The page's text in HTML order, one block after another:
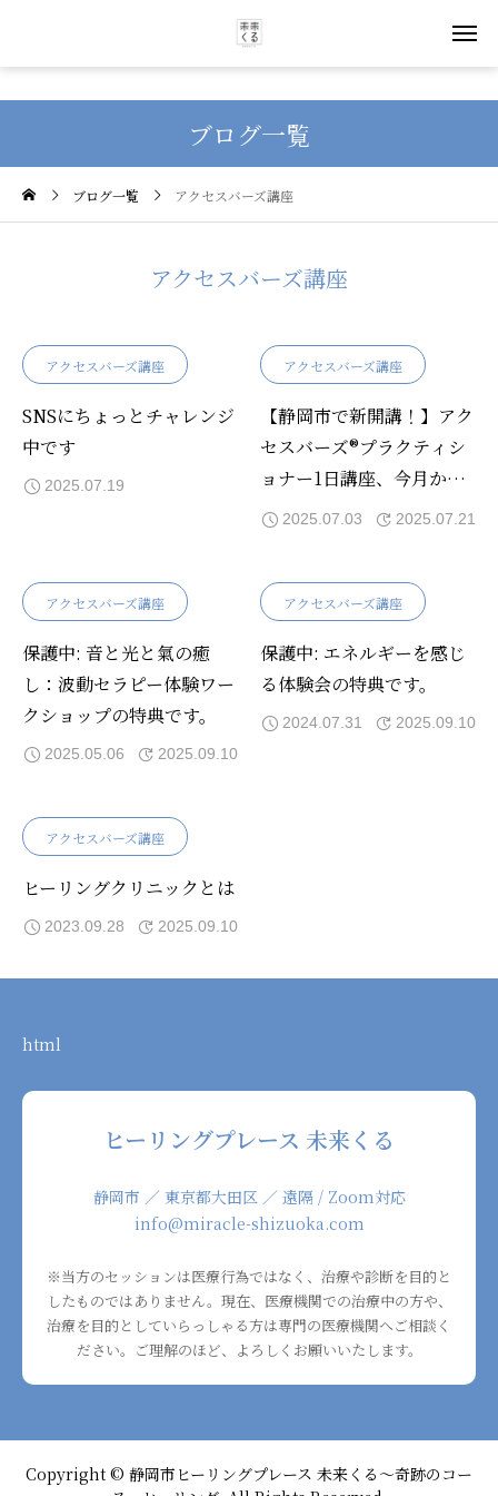
ブログ一覧
ブログ一覧 アクセスバーズ講座
アクセスバーズ講座
アクセスバーズ講座
SNSにちょっとチャレンジ
中です
2025.07.19
アクセスバーズ講座
【静岡市で新開講！】アク
セスバーズ®プラクティシ
ョナー1日講座、今月から
スタートします！
2025.07.03 2025.07.21
アクセスバーズ講座
保護中: 音と光と氣の癒
し：波動セラピー体験ワー
クショップの特典です。
2025.05.06 2025.09.10
アクセスバーズ講座
保護中: エネルギーを感じ
る体験会の特典です。
2024.07.31 2025.09.10
アクセスバーズ講座
ヒーリングクリニックとは
2023.09.28 2025.09.10
html
ヒーリングプレース 未来くる
静岡市 ／ 東京都大田区 ／ 遠隔 / Zoom対応
info@miracle-shizuoka.com
※当方のセッションは医療行為ではなく、治療や診断を目的と
したものではありません。現在、医療機関での治療中の方や、
治療を目的としていらっしゃる方は専門の医療機関へご相談く
ださい。ご理解のほど、よろしくお願いいたします。
Copyright © 静岡市ヒーリングプレース 未来くる〜奇跡のコー